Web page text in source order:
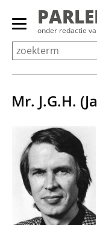
Overslaan
Primair
menu
tonen/verbergen
onder redactie
Mr. J.G.H.